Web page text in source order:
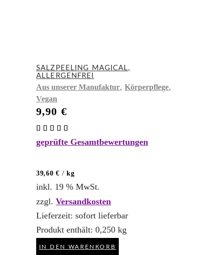
SALZPEELING MAGICAL,
ALLERGENFREI
Aus unserer Manufaktur, Körperpflege,
Vegan
9,90 €
4.83
geprüfte Gesamtbewertungen
39,60€ /kg
inkl. 19 % MwSt.
zzgl. Versandkosten
Lieferzeit: sofort lieferbar
Produkt enthält: 0,250 kg
IN DEN WARENKORB